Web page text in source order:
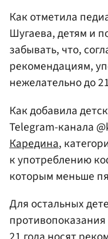
Как отметила
Шугаева, детям и
забывать, что,
рекомендациям,
нежелательно до
Как добавила
Telegram-канала
Каредина,
к употреблению
которым меньше
Для остальных